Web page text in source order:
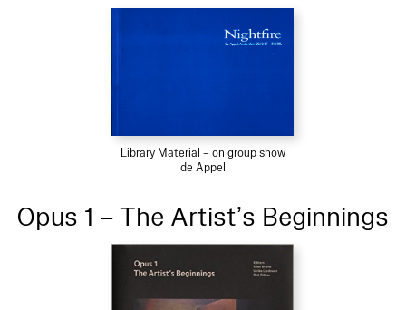
Library Material – on group show
de Appel
Opus 1 – The Artist’s Beginnings